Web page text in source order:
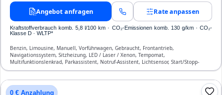
Angebot anfragen Rate anpassen
Kraftstoffverbrauch komb. 5,8 l/100 km · CO₂-Emissionen komb. 130 g/km · CO₂-
Klasse D · WLTP*
Benzin, Limousine, Manuell, Vorführwagen, Gebraucht, Frontantrieb,
Navigationssystem, Sitzheizung, LED / Laser / Xenon, Tempomat,
Multifunktionslenkrad, Parkassistent, Notruf-Assistent, Lichtsensor, Start/Stopp-
Automatik, Bluetooth, Freisprecheinrichtung, Verkehrszeichen-Erkennung, ESP, ABS,
0 € Anzahlung